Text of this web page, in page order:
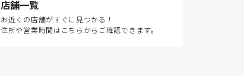
店舗一覧
お近くの店舗がすぐに見つかる！
住所や営業時間はこちらからご確認できます。